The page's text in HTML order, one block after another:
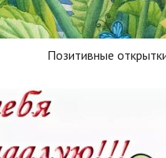
Позитивные